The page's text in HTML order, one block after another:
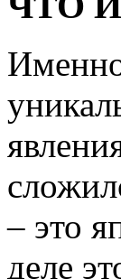
– это
деле